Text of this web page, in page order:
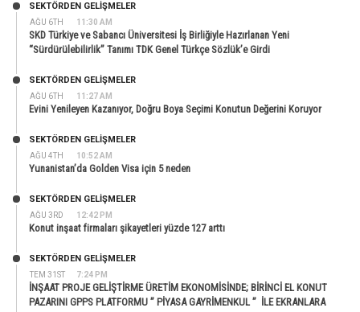
AĞU 6TH 11:30 AM
SEKTÖRDEN GELIŞMELER
SKD Türkiye ve Sabancı Üniversitesi İş Birliğiyle Hazırlanan Yeni
“Sürdürülebilirlik” Tanımı TDK Genel Türkçe Sözlük’e Girdi
AĞU 6TH 11:27 AM
SEKTÖRDEN GELIŞMELER
Evini Yenileyen Kazanıyor, Doğru Boya Seçimi Konutun Değerini Koruyor
AĞU 4TH 10:52 AM
SEKTÖRDEN GELIŞMELER
Yunanistan’da Golden Visa için 5 neden
AĞU 3RD 12:42 PM
SEKTÖRDEN GELIŞMELER
Konut inşaat firmaları şikayetleri yüzde 127 arttı
TEM 31ST 7:24 PM
SEKTÖRDEN GELIŞMELER
İNŞAAT PROJE GELİŞTİRME ÜRETİM EKONOMİSİNDE; BİRİNCİ EL KONUT
PAZARINI GPPS PLATFORMU ” PİYASA GAYRİMENKUL ” İLE EKRANLARA